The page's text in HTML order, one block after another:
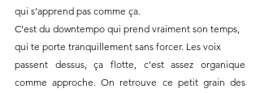
qui s'apprend pas comme ça.
C'est du downtempo qui prend vraiment son temps,
qui te porte tranquillement sans forcer. Les voix
passent dessus, ça flotte, c'est assez organique
comme approche. On retrouve ce petit grain des